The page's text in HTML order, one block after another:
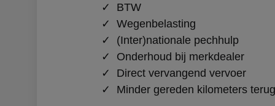
✓ BTW
✓ Wegenbelasting
✓ (Inter)nationale pechhulp
✓ Onderhoud bij merkdealer
✓ Direct vervangend vervoer
✓ Minder gereden kilometers